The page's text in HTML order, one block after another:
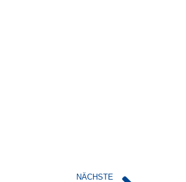
NÄCHSTE